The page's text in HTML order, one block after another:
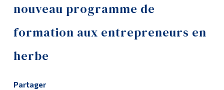
nouveau programme de
formation aux entrepreneurs en
herbe
Partager